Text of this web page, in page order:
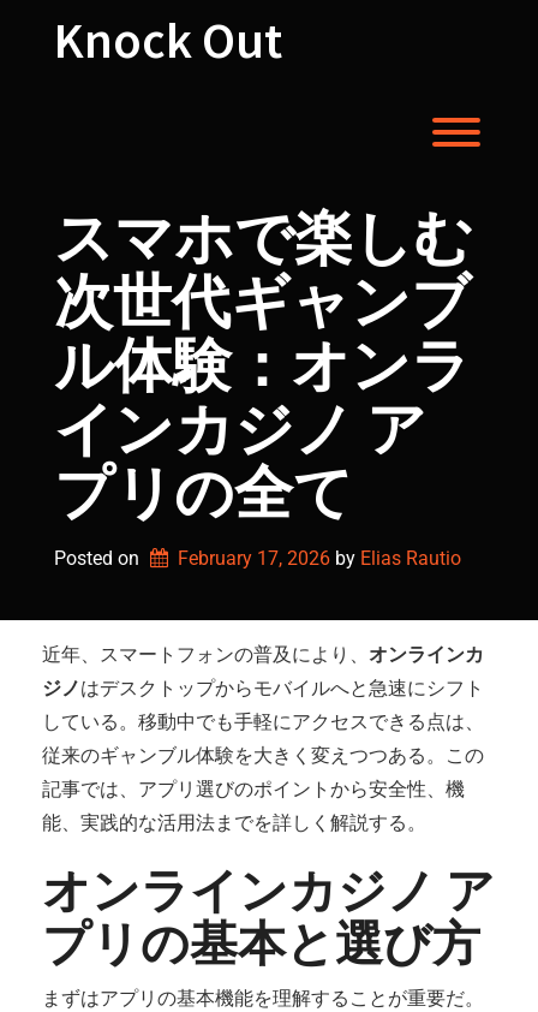
Knock Out
スマホで楽しむ
次世代ギャンブ
ル体験：オンラ
インカジノ ア
プリの全て
Posted on February 17, 2026 by Elias Rautio
近年、スマートフォンの普及により、 オンラインカ
ジノはデスクトップからモバイルへと急速にシフト
している。移動中でも手軽にアクセスできる点は、
従来のギャンブル体験を大きく変えつつある。この
記事では、アプリ選びのポイントから安全性、機
能、実践的な活用法までを詳しく解説する。
オンラインカジノ ア
プリの基本と選び方
まずはアプリの基本機能を理解することが重要だ。